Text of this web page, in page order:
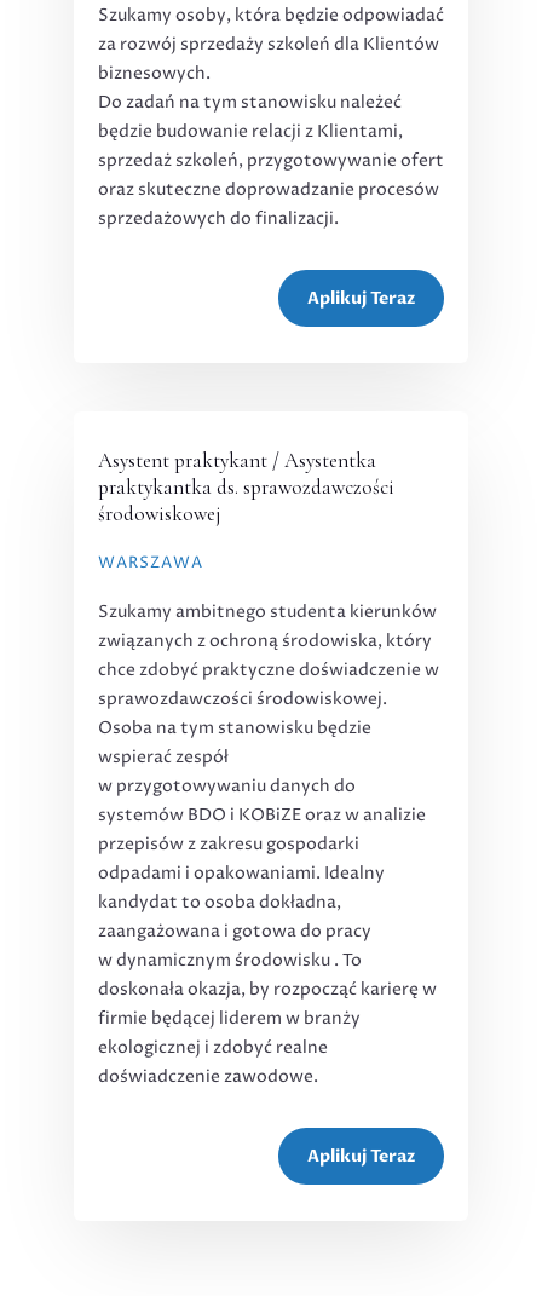
Szukamy osoby, która będzie odpowiadać
za rozwój sprzedaży szkoleń dla Klientów
biznesowych.
Do zadań na tym stanowisku należeć
będzie budowanie relacji z Klientami,
sprzedaż szkoleń, przygotowywanie ofert
oraz skuteczne doprowadzanie procesów
sprzedażowych do finalizacji.
Aplikuj Teraz
Asystent praktykant / Asystentka
praktykantka ds. sprawozdawczości
środowiskowej
WARSZAWA
Szukamy ambitnego studenta kierunków
związanych z ochroną środowiska, który
chce zdobyć praktyczne doświadczenie w
sprawozdawczości środowiskowej.
Osoba na tym stanowisku będzie
wspierać zespół
w przygotowywaniu danych do
systemów BDO i KOBiZE oraz w analizie
przepisów z zakresu gospodarki
odpadami i opakowaniami. Idealny
kandydat to osoba dokładna,
zaangażowana i gotowa do pracy
w dynamicznym środowisku . To
doskonała okazja, by rozpocząć karierę w
firmie będącej liderem w branży
ekologicznej i zdobyć realne
doświadczenie zawodowe.
Aplikuj Teraz